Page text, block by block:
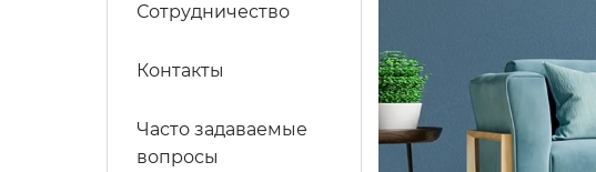
Сотрудничество
Контакты
Часто задаваемые
вопросы